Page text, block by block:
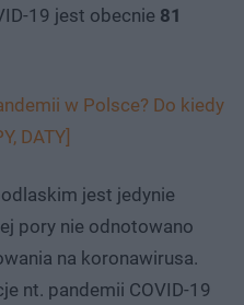
19 jest obecnie 81
w Polsce? Do kiedy
DATY]
jest jedynie
pory nie odnotowano
na koronawirusa.
nt. pandemii COVID-19